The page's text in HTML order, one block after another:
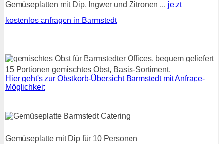
Gemüseplatten mit Dip, Ingwer und Zitronen ... jetzt
kostenlos anfragen in Barmstedt
15 Portionen gemischtes Obst, Basis-Sortiment.
Hier geht's zur Obstkorb-Übersicht Barmstedt mit Anfrage-
Möglichkeit
Gemüseplatte mit Dip für 10 Personen